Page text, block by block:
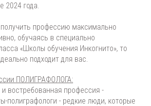
2024 года.
профессию максимально
обучаясь в специально
«Школы обучения Инкогнито», то
подходит для вас.
ПОЛИГРАФОЛОГА:
востребованная профессия -
полиграфологи - редкие люди, которые